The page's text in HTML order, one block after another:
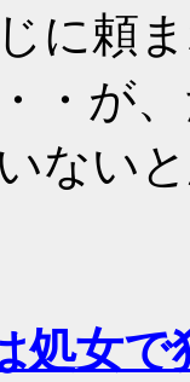
に頼
・が
ない
処女で